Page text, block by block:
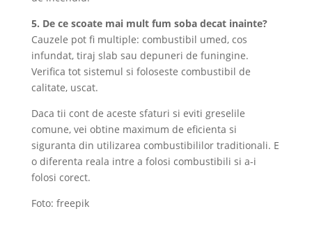
5. De ce scoate mai mult fum soba decat inainte?
Cauzele pot fi multiple: combustibil umed, cos
infundat, tiraj slab sau depuneri de funingine.
Verifica tot sistemul si foloseste combustibil de
calitate, uscat.
Daca tii cont de aceste sfaturi si eviti greselile
comune, vei obtine maximum de eficienta si
siguranta din utilizarea combustibililor traditionali. E
o diferenta reala intre a folosi combustibili si a-i
folosi corect.
Foto: freepik